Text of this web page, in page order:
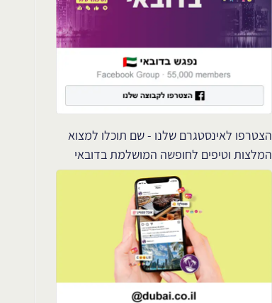
הצטרפו לאינסטגרם שלנו - שם תוכלו למצוא
המלצות וטיפים לחופשה המושלמת בדובאי